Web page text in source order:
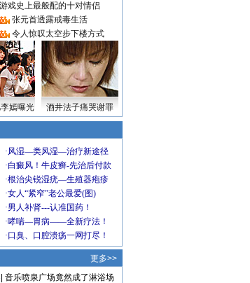
游戏史上最般配的十对情侣
张元首透露戒毒生活
令人惊叹太空步下楼方式
嫣曝光 酒井法子痛哭谢罪
更多>>
音乐喷泉广场竟然成了淋浴场